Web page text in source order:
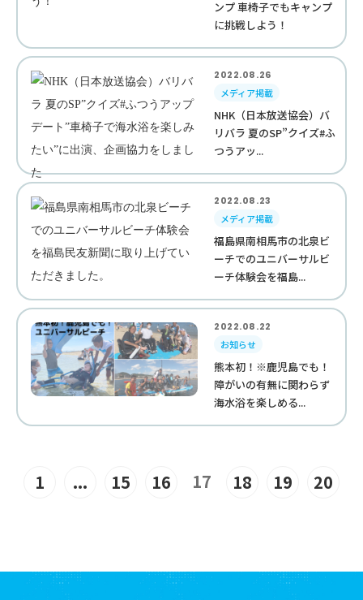
ンプ 車椅子でもキャンプ
に挑戦しよう！
2022.08.26
メディア掲載
NHK（日本放送協会）バ
リバラ 夏のSP”クイズ#ふ
つうアッ...
2022.08.23
メディア掲載
福島県南相馬市の北泉ビ
ーチでのユニバーサルビ
ーチ体験会を福島...
2022.08.22
お知らせ
熊本初！※鹿児島でも！
障がいの有無に関わらず
海水浴を楽しめる...
1 ... 15 16 17 18 19 20